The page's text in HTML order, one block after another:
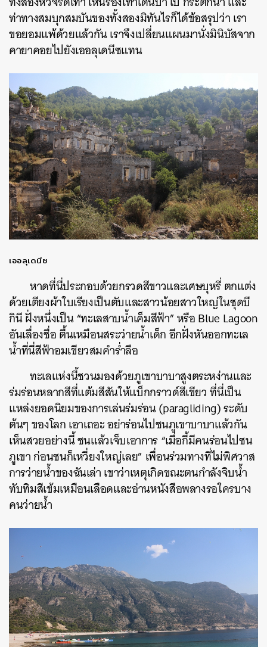
ท่าทางสมบุกสมบันของทั้งสองมิทันไรก็ได้ข้อสรุปว่า เรา
ขอยอมแพ้ด้วยแล้วกัน เราจึงเปลี่ยนแผนมานั่งมินิบัสจาก
คายาคอยไปยังเออลุเดนีซแทน
เออลุเดนีซ
หาดที่นี่ประกอบด้วยกรวดสีขาวและเศษบุหรี่ ตกแต่ง
ด้วยเตียงผ้าใบเรียงเป็นตับและสาวน้อยสาวใหญ่ในชุดบี
กินี ฝั่งหนึ่งเป็น “ทะเลสาบน้ำเค็มสีฟ้า” หรือ Blue Lagoon
อันเลื่องชื่อ ตื้นเหมือนสระว่ายน้ำเด็ก อีกฝั่งหันออกทะเล
น้ำที่นี่สีฟ้าอมเขียวสมคำร่ำลือ
ทะเลแห่งนี้ชวนมองด้วยภูเขาบาบาสูงตระหง่านและ
ร่มร่อนหลากสีที่แต้มสีสันให้แบ็กกราวด์สีเขียว ที่นี่เป็น
แหล่งยอดนิยมของการเล่นร่มร่อน (paragliding) ระดับ
ต้นๆ ของโลก เอาเถอะ อย่าร่อนไปชนภูเขาบาบาแล้วกัน
เห็นสวยอย่างนี้ ชนแล้วเจ็บเอาการ “เมื่อกี้มีคนร่อนไปชน
ภูเขา ก่อนชนก็เหวี่ยงใหญ่เลย” เพื่อนร่วมทางที่ไม่พิศวาส
การว่ายน้ำของฉันเล่า เขาว่าเหตุเกิดขณะตนกำลังจิบน้ำ
ทับทิมสีเข้มเหมือนเลือดและอ่านหนังสือพลางรอใครบาง
คนว่ายน้ำ